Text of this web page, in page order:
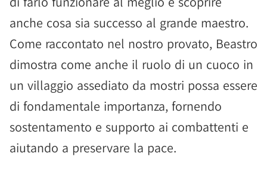
anche cosa sia successo al grande maestro.
Come raccontato nel nostro provato, Beastro
dimostra come anche il ruolo di un cuoco in
un villaggio assediato da mostri possa essere
di fondamentale importanza, fornendo
sostentamento e supporto ai combattenti e
aiutando a preservare la pace.